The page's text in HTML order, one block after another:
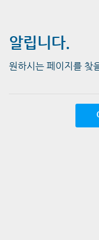
알립니다.
원하시는 페이지를 찾